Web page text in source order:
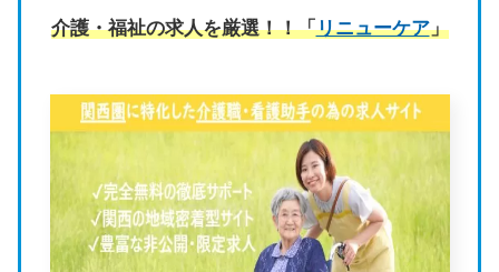
介護・福祉の求人を厳選！！「リニューケア」